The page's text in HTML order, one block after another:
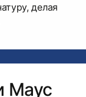
делая
Маус